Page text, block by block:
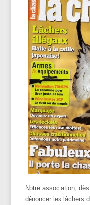
Notre association,
dénoncer les lâchers